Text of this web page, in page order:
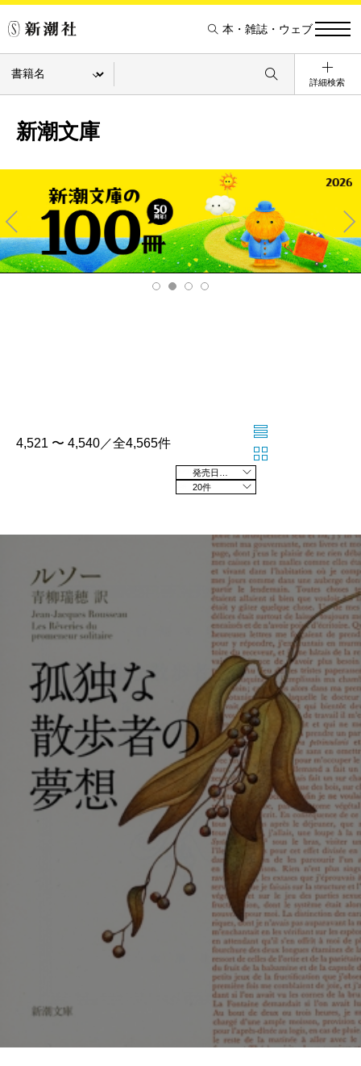
本・雑誌・ウェブ
詳細検索
新潮文庫
Pre
v
Ne
xt
4,521 〜 4,540／全4,565件
20件